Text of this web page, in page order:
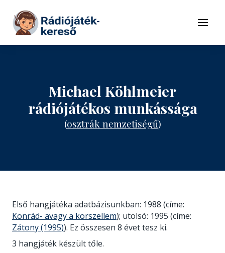
Tovább a tartalomhoz
Menü
Michael Köhlmeier
rádiójátékos munkássága
(osztrák nemzetiségű)
Első hangjátéka adatbázisunkban: 1988 (címe:
Konrád- avagy a korszellem); utolsó: 1995 (címe:
Zátony (1995)). Ez összesen 8 évet tesz ki.
3 hangjáték készült tőle.